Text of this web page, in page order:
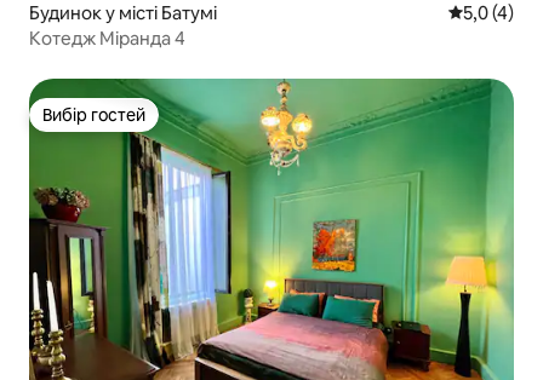
Будинок у місті Батумі Середня
5,0 (4)
Котедж Міранда 4
Вибір гостей
Вибір гостей